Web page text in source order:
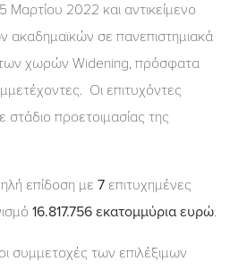
Μαρτίου 2022 και αντικείμενο
ακαδημαϊκών σε πανεπιστημιακά
των χωρών Widening, πρόσφατα
Οι επιτυχόντες
προετοιμασίας της
επίδοση με 7 επιτυχημένες
16.817.756 εκατομμύρια ευρώ.
συμμετοχές των επιλέξιμων